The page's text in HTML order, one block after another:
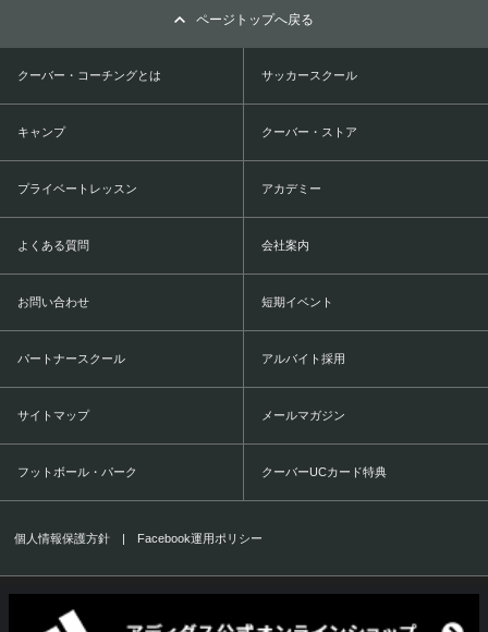
ページトップへ戻る
クーバー・コーチングとは サッカースクール
キャンプ クーバー・ストア
プライベートレッスン アカデミー
よくある質問 会社案内
お問い合わせ 短期イベント
パートナースクール アルバイト採用
サイトマップ メールマガジン
フットボール・パーク クーバーUCカード特典
個人情報保護方針 | Facebook運用ポリシー